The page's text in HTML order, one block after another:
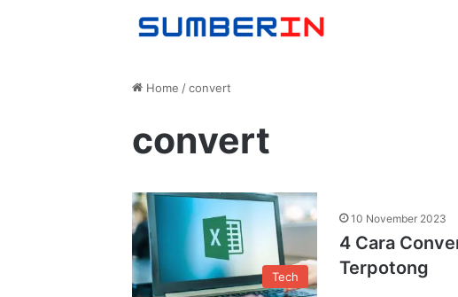
Home / convert
convert
Tech
10 November 2023
4 Cara
Terpotong